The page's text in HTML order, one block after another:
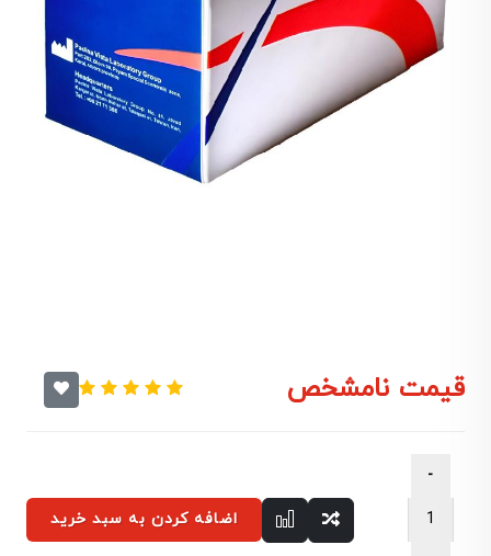
قیمت نامشخص
اضافه کردن به سبد خرید